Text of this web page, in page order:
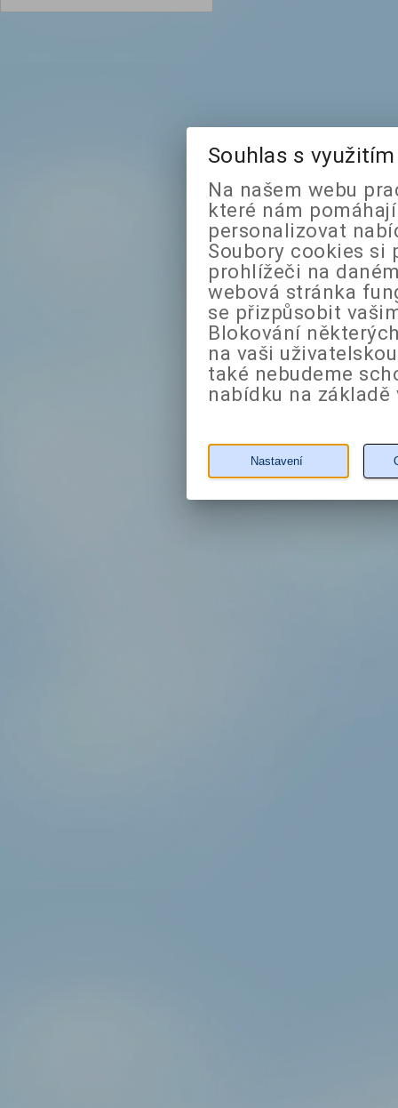
Souhlas s
Na našem webu
které nám
personalizovat
Soubory cookies si
prohlížeči na
webová stránka
se přizpůsobit
Blokování
na vaši
také nebudeme
nabídku na
Nastavení